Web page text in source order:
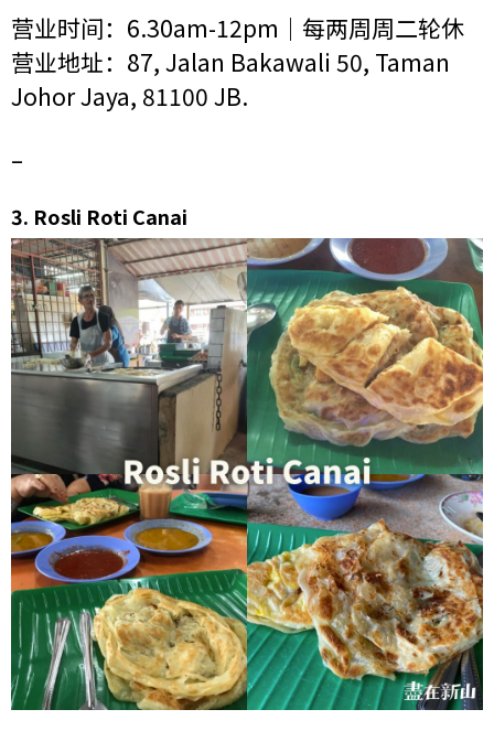
营业时间：6.30am-12pm｜每两周周二轮休
营业地址：87, Jalan Bakawali 50, Taman
Johor Jaya, 81100 JB.
–
3. Rosli Roti Canai